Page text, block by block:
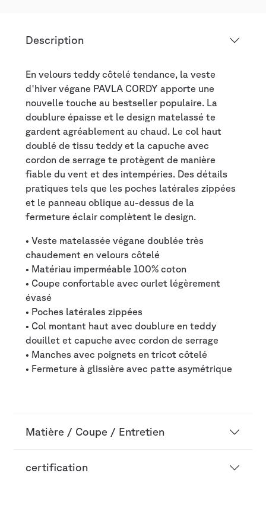
Description
En velours teddy côtelé tendance, la veste
d'hiver végane PAVLA CORDY apporte une
nouvelle touche au bestseller populaire. La
doublure épaisse et le design matelassé te
gardent agréablement au chaud. Le col haut
doublé de tissu teddy et la capuche avec
cordon de serrage te protègent de manière
fiable du vent et des intempéries. Des détails
pratiques tels que les poches latérales zippées
et le panneau oblique au-dessus de la
fermeture éclair complètent le design.
• Veste matelassée végane doublée très
chaudement en velours côtelé
• Matériau imperméable 100% coton
• Coupe confortable avec ourlet légèrement
évasé
• Poches latérales zippées
• Col montant haut avec doublure en teddy
douillet et capuche avec cordon de serrage
• Manches avec poignets en tricot côtelé
• Fermeture à glissière avec patte asymétrique
Matière / Coupe / Entretien
certification